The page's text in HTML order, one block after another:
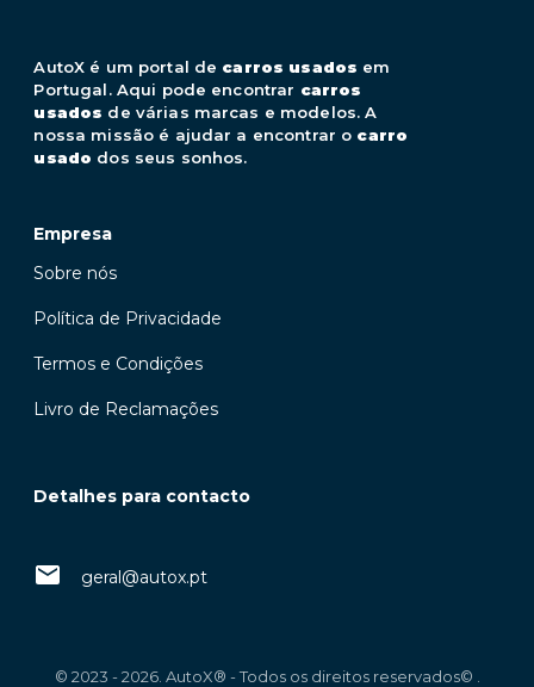
AutoX é um portal de carros usados em
Portugal. Aqui pode encontrar carros
usados de várias marcas e modelos. A
nossa missão é ajudar a encontrar o carro
usado dos seus sonhos.
Empresa
Sobre nós
Política de Privacidade
Termos e Condições
Livro de Reclamações
Detalhes para contacto
geral@autox.pt
© 2023 - 2026. AutoX® - Todos os direitos reservados© .